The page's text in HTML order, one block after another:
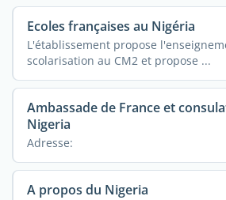
Ecoles françaises au Nigéria
L'établissement propose
scolarisation au CM2 et propose ...
Ambassade de France et
Nigeria
Adresse:
A propos du Nigeria